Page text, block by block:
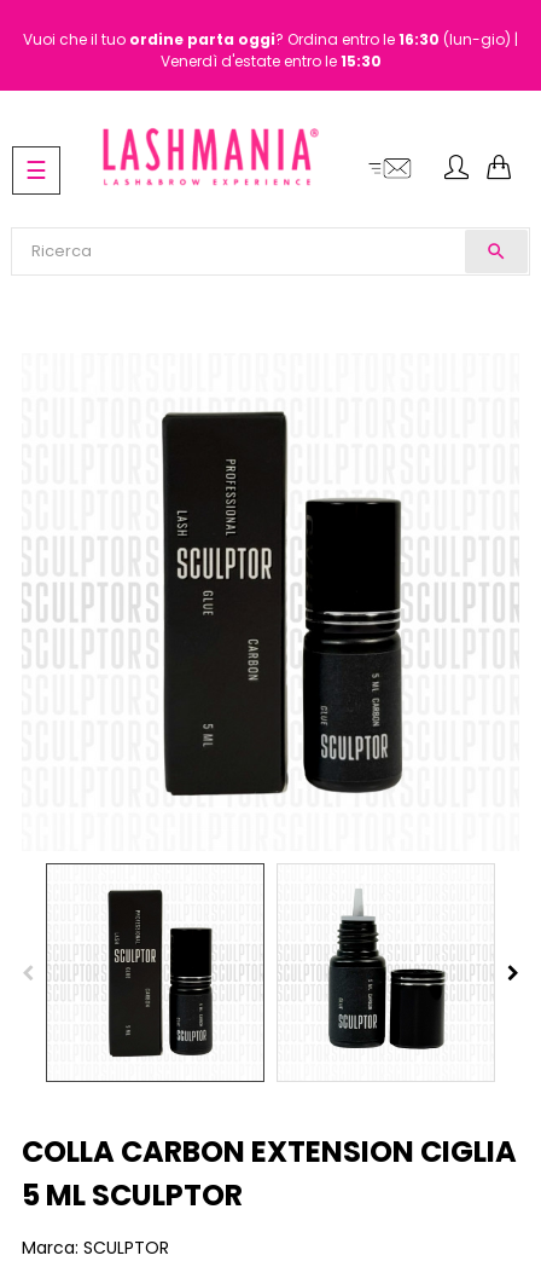
Vuoi che il tuo ordine parta oggi? Ordina entro le16:30 (lun-gio) |
Venerdì d'estate entro le15:30
search
navigazione
Toggle
☰
COLLA CARBON EXTENSION CIGLIA
5 ML SCULPTOR
Marca: SCULPTOR